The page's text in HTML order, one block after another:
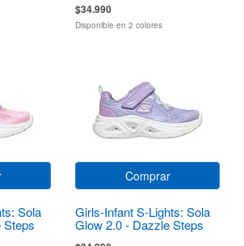
$34.990
Disponible en 2 colores
Sola
Steps
Comprar
Girls-Infant S-Lights: Sola
Glow 2.0 - Dazzle Steps